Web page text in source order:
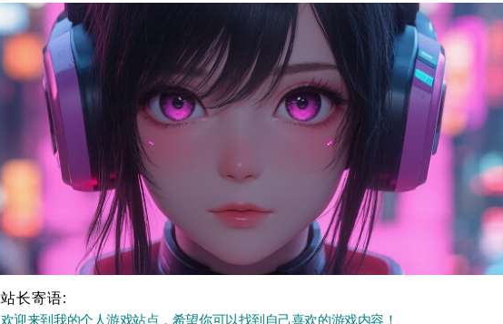
站长寄语:
欢迎来到我的个人游戏站点，希望你可以找到自己喜欢的游戏内容！